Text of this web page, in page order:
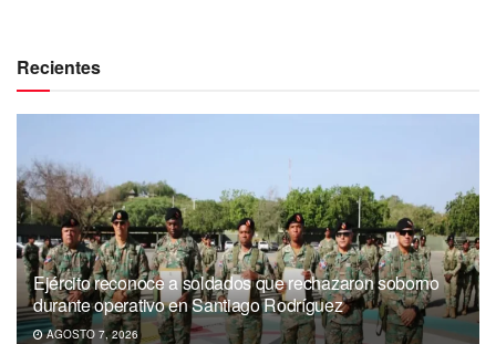
Recientes
Ejército reconoce a soldados que rechazaron soborno
durante operativo en Santiago Rodríguez
AGOSTO 7, 2026